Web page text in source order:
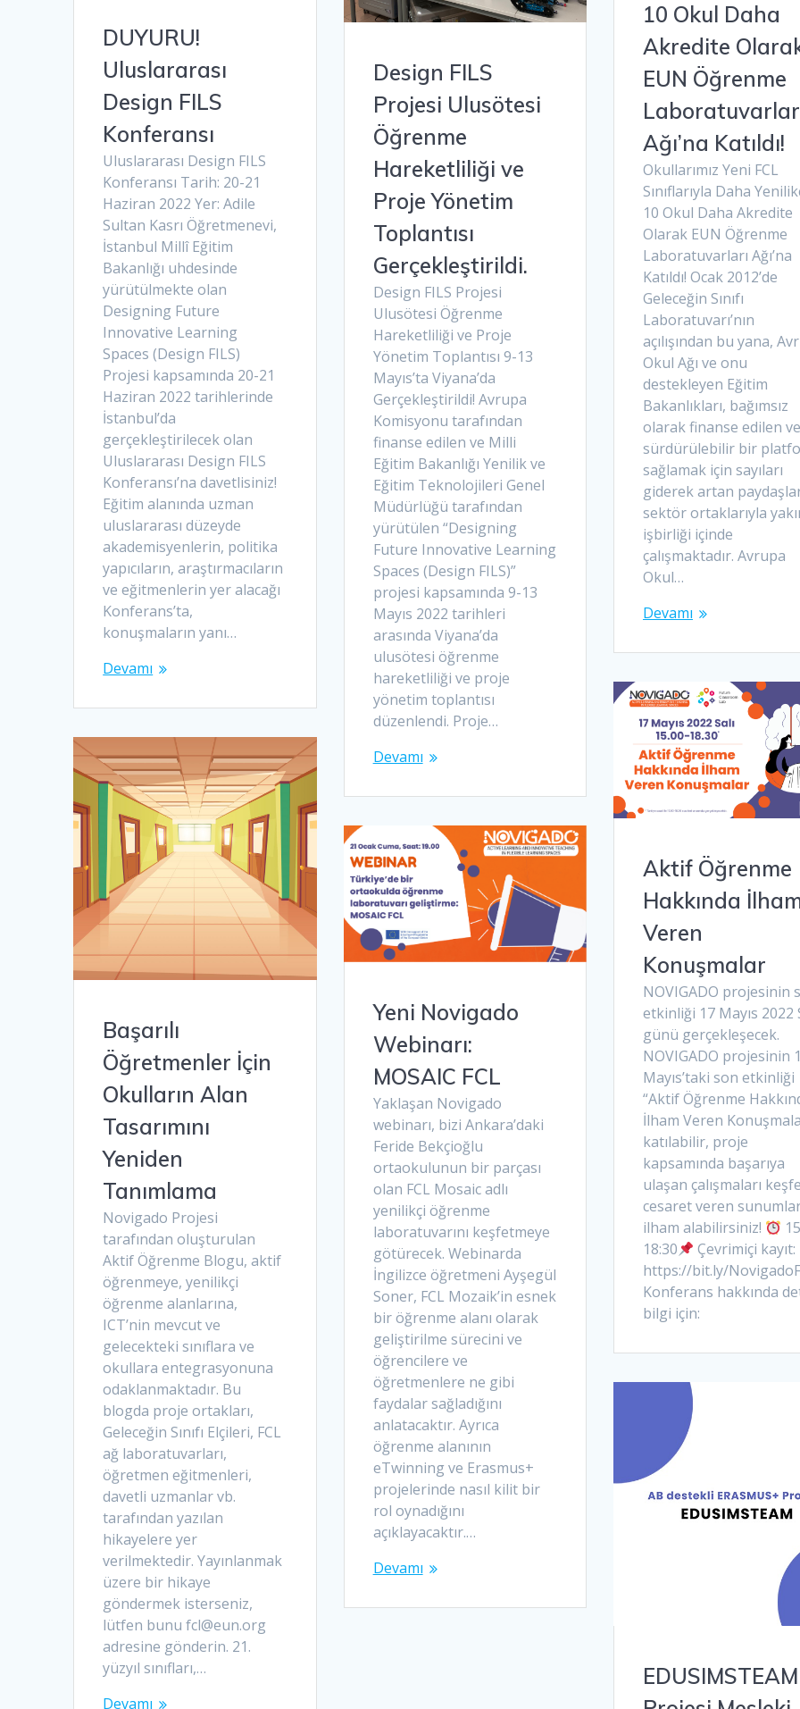
10 Okul Daha
Akredite
EUN Öğrenme
Ağı’na Katıldı!
Okullarımız Yeni FCL
Sınıflarıyla Daha
10 Okul Daha Akredite
Olarak EUN Öğrenme
Laboratuvarları Ağı’na
Katıldı! Ocak 2012’de
Geleceğin Sınıfı
Laboratuvarı’nın
açılışından bu yana,
Okul Ağı ve onu
destekleyen Eğitim
Bakanlıkları, bağımsız
olarak finanse edilen ve
sürdürülebilir bir
sağlamak için sayıları
giderek artan
sektör ortaklarıyla
işbirliği içinde
çalışmaktadır. Avrupa
Okul…
Devamı
Design FILS
Projesi Ulusötesi
Öğrenme
Hareketliliği ve
Proje Yönetim
Toplantısı
Gerçekleştirildi.
Design FILS Projesi
Ulusötesi Öğrenme
Hareketliliği ve Proje
Yönetim Toplantısı 9-13
Mayıs’ta Viyana’da
Gerçekleştirildi! Avrupa
Komisyonu tarafından
finanse edilen ve Milli
Eğitim Bakanlığı Yenilik ve
Eğitim Teknolojileri Genel
Müdürlüğü tarafından
yürütülen “Designing
Future Innovative Learning
Spaces (Design FILS)”
projesi kapsamında 9-13
Mayıs 2022 tarihleri
arasında Viyana’da
ulusötesi öğrenme
hareketliliği ve proje
yönetim toplantısı
düzenlendi. Proje…
Devamı
DUYURU!
Uluslararası
Design FILS
Konferansı
Uluslararası Design FILS
Konferansı Tarih: 20-21
Haziran 2022 Yer: Adile
Sultan Kasrı Öğretmenevi,
İstanbul Millî Eğitim
Bakanlığı uhdesinde
yürütülmekte olan
Designing Future
Innovative Learning
Spaces (Design FILS)
Projesi kapsamında 20-21
Haziran 2022 tarihlerinde
İstanbul’da
gerçekleştirilecek olan
Uluslararası Design FILS
Konferansı’na davetlisiniz!
Eğitim alanında uzman
uluslararası düzeyde
akademisyenlerin, politika
yapıcıların, araştırmacıların
ve eğitmenlerin yer alacağı
Konferans’ta,
konuşmaların yanı…
Devamı
Aktif Öğrenme
Hakkında
Veren
Konuşmalar
NOVIGADO projesinin
etkinliği 17 Mayıs 2022
günü gerçekleşecek.
NOVIGADO projesinin
Mayıs’taki son etkinliği
“Aktif Öğrenme
İlham Veren
katılabilir, proje
kapsamında başarıya
ulaşan çalışmaları
cesaret veren
ilham alabilirsiniz!
18:30
Çevrimiçi kayıt:
https://bit.ly/
Konferans hakkında
bilgi için:
Başarılı
Öğretmenler İçin
Okulların Alan
Tasarımını
Yeniden
Tanımlama
Novigado Projesi
tarafından oluşturulan
Aktif Öğrenme Blogu, aktif
öğrenmeye, yenilikçi
öğrenme alanlarına,
ICT’nin mevcut ve
gelecekteki sınıflara ve
okullara entegrasyonuna
odaklanmaktadır. Bu
blogda proje ortakları,
Geleceğin Sınıfı Elçileri, FCL
ağ laboratuvarları,
öğretmen eğitmenleri,
davetli uzmanlar vb.
tarafından yazılan
hikayelere yer
verilmektedir. Yayınlanmak
üzere bir hikaye
göndermek isterseniz,
lütfen bunu fcl@eun.org
adresine gönderin. 21.
yüzyıl sınıfları,…
Devamı
Yeni Novigado
Webinarı:
MOSAIC FCL
Yaklaşan Novigado
webinarı, bizi Ankara’daki
Feride Bekçioğlu
ortaokulunun bir parçası
olan FCL Mosaic adlı
yenilikçi öğrenme
laboratuvarını keşfetmeye
götürecek. Webinarda
İngilizce öğretmeni Ayşegül
Soner, FCL Mozaik’in esnek
bir öğrenme alanı olarak
geliştirilme sürecini ve
öğrencilere ve
öğretmenlere ne gibi
faydalar sağladığını
anlatacaktır. Ayrıca
öğrenme alanının
eTwinning ve Erasmus+
projelerinde nasıl kilit bir
rol oynadığını
açıklayacaktır.…
Devamı
EDUSIMSTEAM